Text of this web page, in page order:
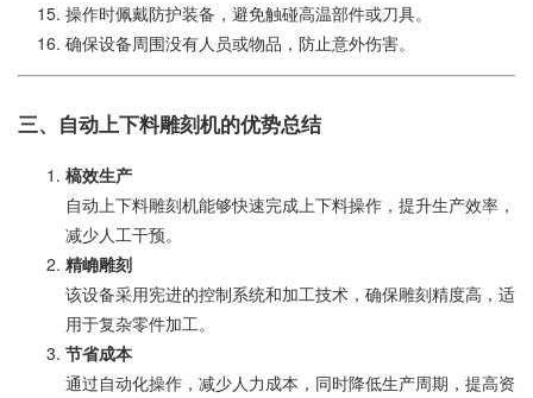
操作时佩戴防护装备，避免触碰高温部件或刀具。
确保设备周围没有人员或物品，防止意外伤害。
三、自动上下料雕刻机的优势总结
槁效生产
自动上下料雕刻机能够快速完成上下料操作，提升生产效率，
减少人工干预。
精崅雕刻
该设备采用宪进的控制系统和加工技术，确保雕刻精度高，适
用于复杂零件加工。
节省成本
通过自动化操作，减少人力成本，同时降低生产周期，提高资